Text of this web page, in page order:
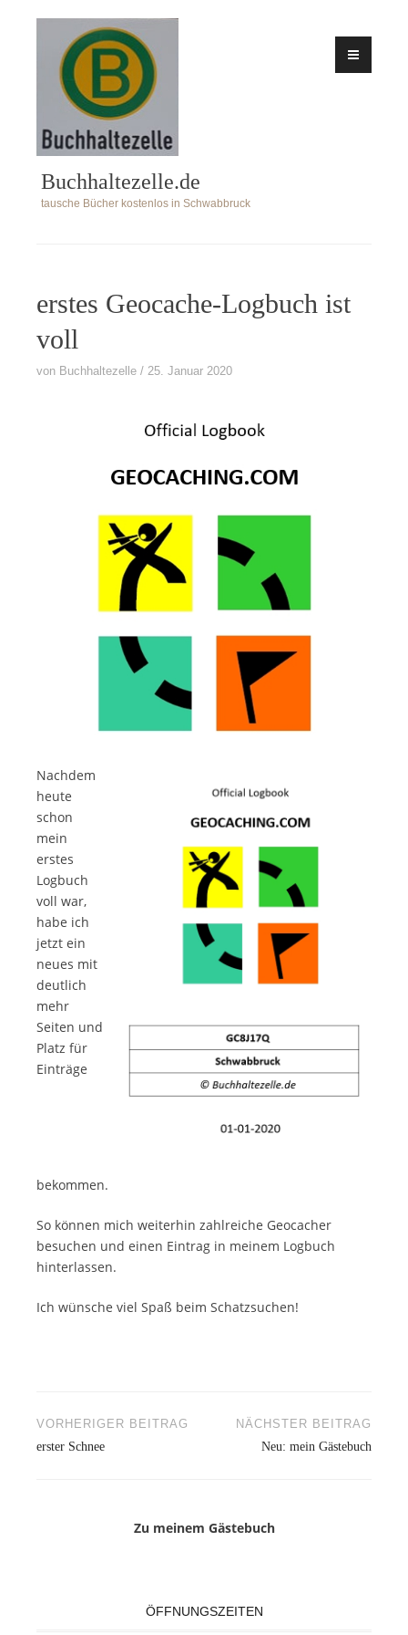
springen
Buchhaltezelle.de
tausche Bücher kostenlos in Schwabbruck
erstes Geocache-Logbuch ist
voll
von Buchhaltezelle 25. Januar 2020
Nachdem
heute
schon
mein
erstes
Logbuch
voll war,
habe ich
jetzt ein
neues mit
deutlich
mehr
Seiten und
Platz für
Einträge
bekommen.
So können mich weiterhin zahlreiche Geocacher
besuchen und einen Eintrag in meinem Logbuch
hinterlassen.
Ich wünsche viel Spaß beim Schatzsuchen!
Beitragsnavigation
VORHERIGER BEITRAG
erster Schnee
NÄCHSTER BEITRAG
Neu: mein Gästebuch
Zu meinem Gästebuch
ÖFFNUNGSZEITEN